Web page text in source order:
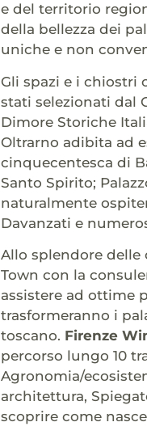
e del territorio
della bellezza dei
uniche e non
Gli spazi e i chiostri
stati selezionati dal
Dimore Storiche
Oltrarno adibita ad
cinquecentesca di
Santo Spirito;
naturalmente
Davanzati e
Allo splendore delle
Town con la
assistere ad ottime
trasformeranno i
toscano. Firenze
percorso lungo 10
Agronomia/
architettura,
scoprire come